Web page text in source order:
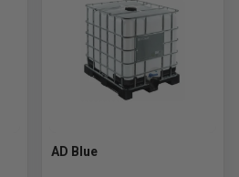
AD Blue